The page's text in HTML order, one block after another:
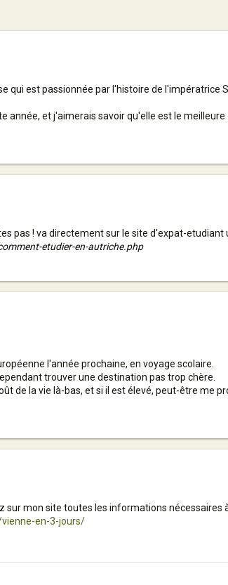
qui est passionnée par l'histoire de l'impératrice
année, et j'aimerais savoir qu'elle est le
pas ! va directement sur le site d'expat-
etudier-en-autriche.php
l'année prochaine, en voyage scolaire.
trouver une destination pas trop chère.
de la vie là-bas, et si il est élevé, peut-être me
sur mon site toutes les informations
en-3-jours/